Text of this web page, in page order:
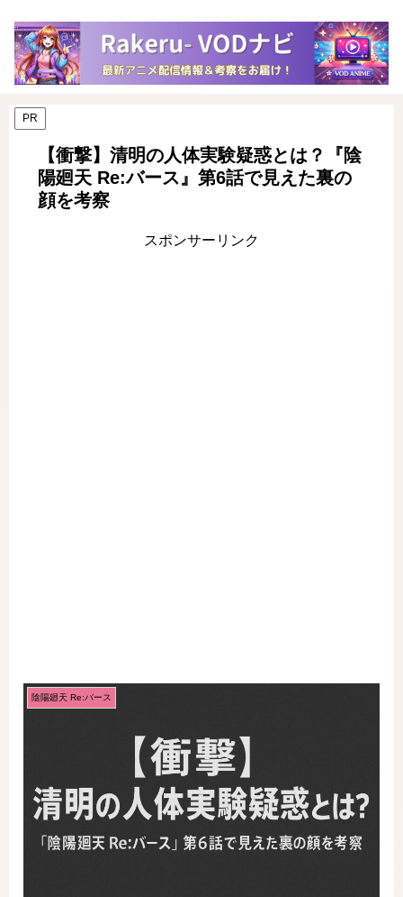
PR
【衝撃】清明の人体実験疑惑とは？『陰
陽廻天 Re:バース』第6話で見えた裏の
顔を考察
スポンサーリンク
陰陽廻天 Re:バース